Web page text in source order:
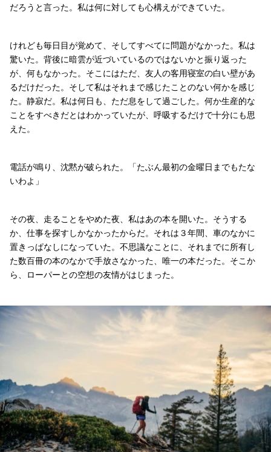
だろうと言った。私は何に対しても心構えができていた。
けれども毎日目が覚めて、そしてすべてに問題がなかった。私は
驚いた。背後に暗雲が近づいているのではないかと振り返った
が、何もなかった。そこにはただ、友人の客用寝室の白い壁があ
るだけだった。そして私はそれまで感じたことのない何かを感じ
た。静寂だ。私は何日も、ただ息をして過ごした。何か生産的な
ことをすべきだとはわかっていたが、呼吸するだけで十分にも思
えた。
電話が鳴り、沈黙が破られた。「たぶん最初の金曜日までもたな
いわよ」
その夜、走ることをやめた夜、私はあの本を開いた。そうする
か、仕事を探すしかなかったからだ。それは３年間、車のなかに
置きっぱなしになっていた。不思議なことに、それまでに所有し
た数百冊の本のなかで手放さなかった、唯一の本だった。そこか
ら、ローパーとの空想の友情がはじまった。